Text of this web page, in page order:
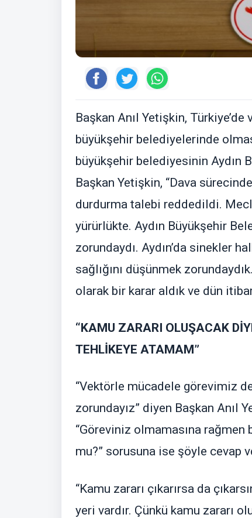
Başkan Anıl Yetişkin,
büyükşehir belediyelerinde
büyükşehir belediyesinin Aydın
Başkan Yetişkin, “Dava
durdurma talebi reddedildi.
yürürlükte. Aydın Büyükşehir
zorundaydı. Aydın’da sinekler
sağlığını düşünmek
olarak bir karar aldık ve dün
“KAMU ZARARI OLUŞACAK
TEHLİKEYE ATAMAM”
“Vektörle mücadele görevimiz
zorundayız” diyen Başkan
“Göreviniz olmamasına
mu?” sorusuna ise şöyle cevap
“Kamu zararı çıkarırsa da
yeri vardır. Çünkü kamu zararı